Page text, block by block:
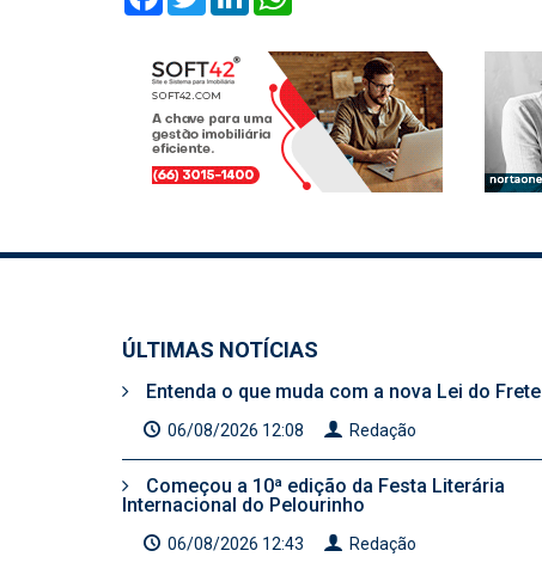
ÚLTIMAS NOTÍCIAS
Entenda o que muda com a nova Lei do Frete
06/08/2026 12:08 Redação
Começou a 10ª edição da Festa Literária
Internacional do Pelourinho
06/08/2026 12:43 Redação